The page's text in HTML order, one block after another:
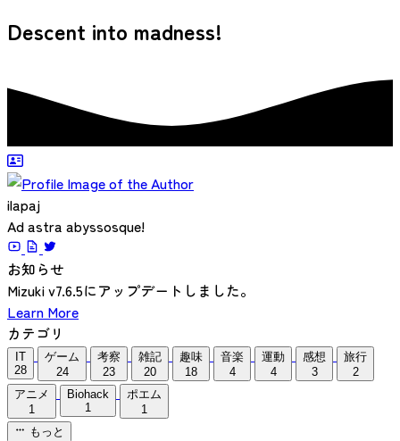
Descent into madness!
ilapaj
Ad astra abyssosque!
お知らせ
Mizuki v7.6.5にアップデートしました。
Learn More
カテゴリ
IT
28
ゲーム
24
考察
23
雑記
20
趣味
18
音楽
4
運動
4
感想
3
旅行
2
アニメ
1
Biohack
1
ポエム
1
もっと